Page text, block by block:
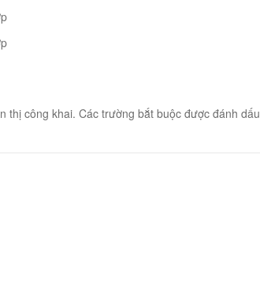
thị công khai. Các trường bắt buộc được đánh dấu